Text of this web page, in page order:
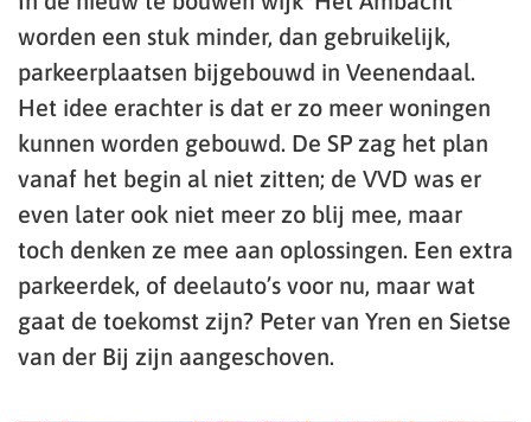
worden een stuk minder, dan gebruikelijk,
parkeerplaatsen bijgebouwd in Veenendaal.
Het idee erachter is dat er zo meer woningen
kunnen worden gebouwd. De SP zag het plan
vanaf het begin al niet zitten; de VVD was er
even later ook niet meer zo blij mee, maar
toch denken ze mee aan oplossingen. Een extra
parkeerdek, of deelauto’s voor nu, maar wat
gaat de toekomst zijn? Peter van Yren en Sietse
van der Bij zijn aangeschoven.